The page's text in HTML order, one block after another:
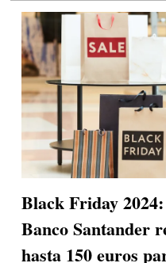
Black Friday
Banco Santander
hasta 150 euros